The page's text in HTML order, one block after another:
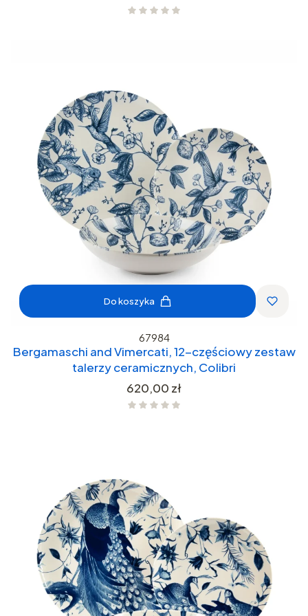
Do koszyka
67984
Bergamaschi and Vimercati, 12-częściowy zestaw
talerzy ceramicznych, Colibri
Cena
620,00 zł